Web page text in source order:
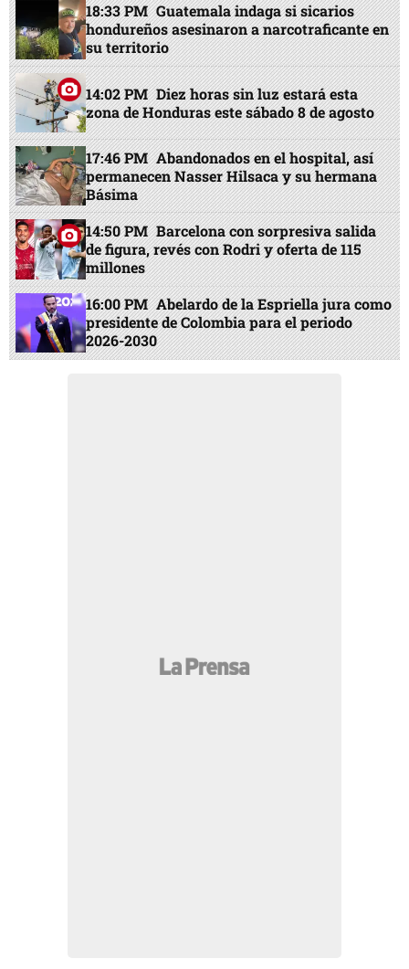
18:33 PM Guatemala indaga si sicarios
hondureños asesinaron a narcotraficante en
su territorio
14:02 PM Diez horas sin luz estará esta
zona de Honduras este sábado 8 de agosto
17:46 PM Abandonados en el hospital, así
permanecen Nasser Hilsaca y su hermana
Básima
14:50 PM Barcelona con sorpresiva salida
de figura, revés con Rodri y oferta de 115
millones
16:00 PM Abelardo de la Espriella jura como
presidente de Colombia para el periodo
2026-2030